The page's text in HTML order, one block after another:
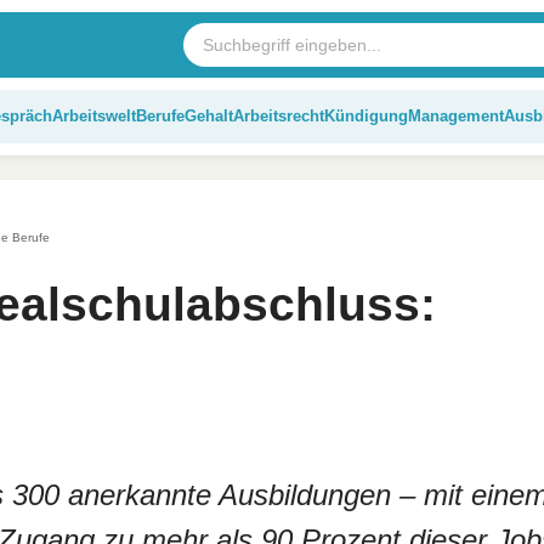
ArbeitsweltBerufeGehaltArbeitsrechtKündigung Management
Berufe
anerkannte Ausbildungen – mit